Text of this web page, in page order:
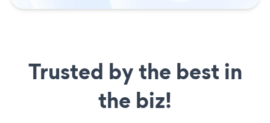
Trusted by the best in
the biz!